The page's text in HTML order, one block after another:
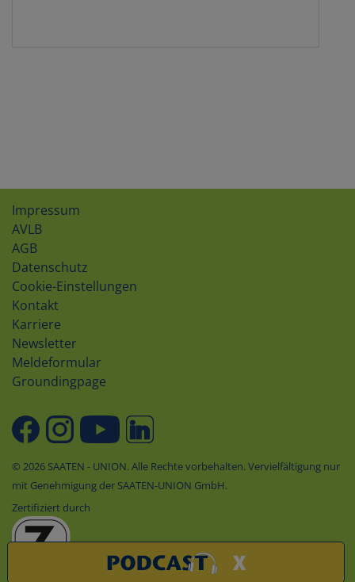
Impressum
AVLB
AGB
Datenschutz
Cookie-Einstellungen
Kontakt
Karriere
Newsletter
Meldeformular
Groundingpage
© 2026 SAATEN - UNION. Alle Rechte vorbehalten. Vervielfältigung nur
mit Genehmigung der SAATEN-UNION GmbH.
Zertifiziert durch